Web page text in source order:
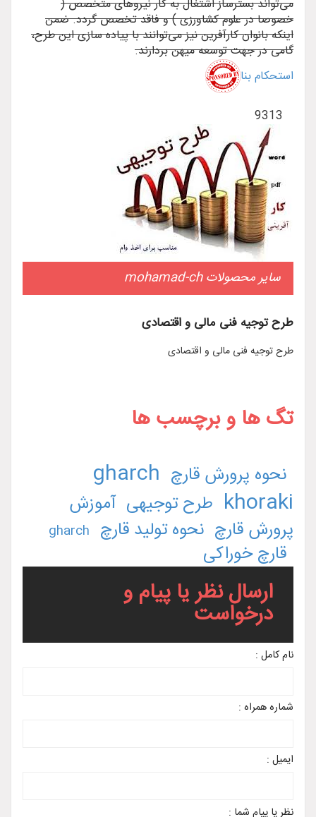
می‌تواند بسترساز اشتغال به کار نیروهای متخصص (
خصوصا در علوم کشاورزی ) و فاقد تخصص گردد. ضمن
اینکه بانوان کارآفرین نیز می‌توانند با پیاده سازی این طرح،
گامی در جهت توسعه میهن بردارند.
استحکام بنا
9313
سایر محصولات mohamad-ch
طرح توجیه فنی مالی و اقتصادی
طرح توجیه فنی مالی و اقتصادی
تگ ها و برچسب ها
نحوه پرورش قارچ gharch
khoraki طرح توجیهی آموزش
پرورش قارچ نحوه تولید قارچ gharch
قارچ خوراکی
ارسال نظر یا پیام و
درخواست
نام کامل :
شماره همراه :
ایمیل :
نظر یا پیام شما :